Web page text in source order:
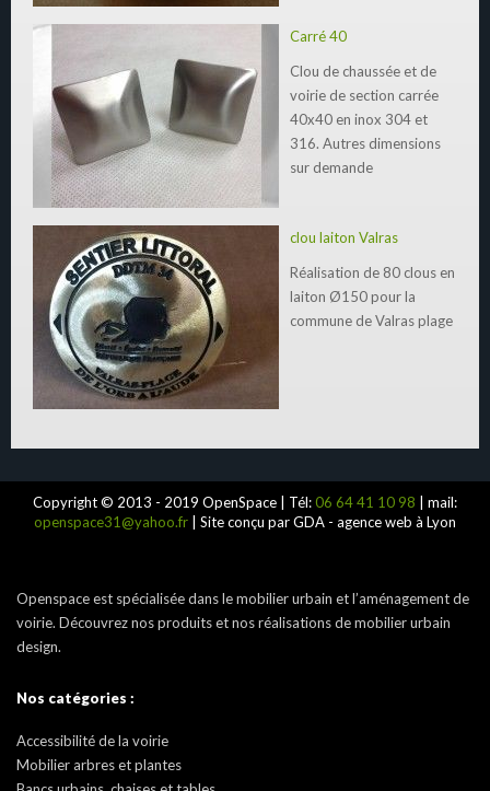
Carré 40
Clou de chaussée et de
voirie de section carrée
40x40 en inox 304 et
316. Autres dimensions
sur demande
clou laiton Valras
Réalisation de 80 clous en
laiton Ø150 pour la
commune de Valras plage
Copyright © 2013 - 2019 OpenSpace | Tél:06 64 41 10 98 | mail:
openspace31@yahoo.fr | Site conçu par GDA - agence web à Lyon
Openspace est spécialisée dans le mobilier urbain et l’aménagement de
voirie. Découvrez nos produits et nos réalisations de mobilier urbain
design.
Nos catégories :
Accessibilité de la voirie
Mobilier arbres et plantes